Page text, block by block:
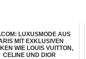
LUXUSMODE AUS
MIT EXKLUSIVEN
WIE LOUIS VUITTON,
CELINE UND DIOR